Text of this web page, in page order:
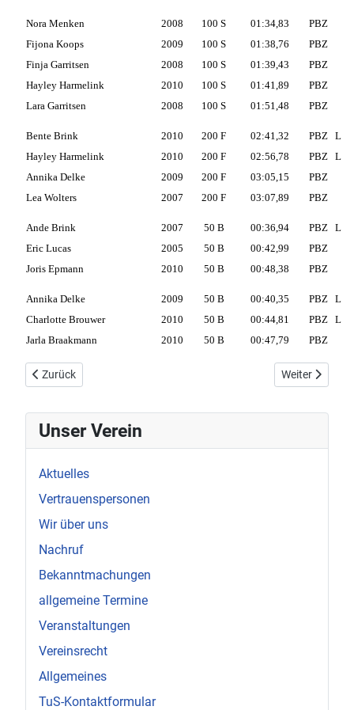
Unser Verein
Aktuelles
Vertrauenspersonen
Wir über uns
Nachruf
Bekanntmachungen
allgemeine Termine
Veranstaltungen
Vereinsrecht
Allgemeines
TuS-Kontaktformular
Nora Menken 2008 100 S 01:34,83
PBZ
Fijona Koops
2009 100 S 01:38,76
PBZ
Finja Garritsen
2008 100 S 01:39,43
PBZ
Hayley Harmelink
2010 100 S 01:41,89
PBZ
Lara Garritsen
2008 100 S 01:51,48 PBZ
Bente Brink 2010 200 F 02:41,32 PBZ L
Hayley Harmelink
2010 200 F 02:56,78 PBZ L
Annika Delke
2009 200 F 03:05,15
PBZ
Lea Wolters
2007 200 F 03:07,89 PBZ
Ande Brink 2007 50 B 00:36,94 PBZ L
Eric Lucas
2005 50 B 00:42,99
PBZ
Joris Epmann
2010 50 B 00:48,38 PBZ
Annika Delke 2009 50 B 00:40,35 PBZ L
Charlotte Brouwer
2010 50 B 00:44,81 PBZ L
Jarla Braakmann
2010 50 B 00:47,79 PBZ
Vorheriger Beitrag: Landesmeisterschaften Braunschweig
Zurück Nächster
Weiter